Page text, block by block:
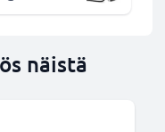
näistä